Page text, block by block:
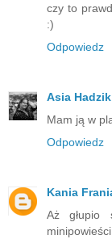
czy to
:)
Odpowiedz
Asia Hadzik
Mam ją w
Odpowiedz
Kania
Aż głupio